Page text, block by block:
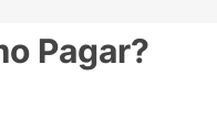
Pagar?